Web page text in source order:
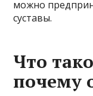
можно
суставы.
Что
почему